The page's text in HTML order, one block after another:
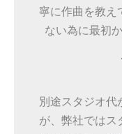
寧に作曲を教え
ない為に最初
別途スタジオ代
が、弊社ではス